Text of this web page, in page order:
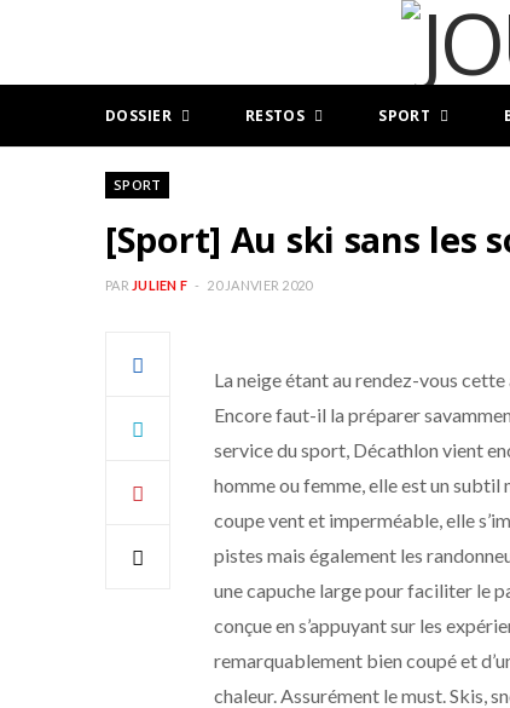
DOSSIER RESTOS SPORT
SPORT
[Sport] Au ski sans les
PAR JULIEN F 20 JANVIER 2020
La neige étant au rendez-vous cette
Encore faut-il la préparer
service du sport, Décathlon vient
homme ou femme, elle est un subtil
coupe vent et imperméable, elle
pistes mais également les
une capuche large pour faciliter le
conçue en s’appuyant sur les
remarquablement bien coupé et
chaleur. Assurément le must. Skis,